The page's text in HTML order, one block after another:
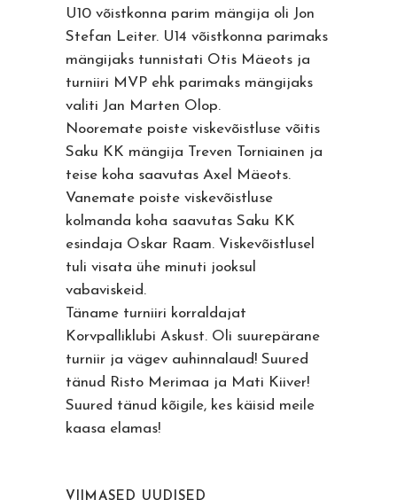
U10 võistkonna parim mängija oli Jon
Stefan Leiter. U14 võistkonna parimaks
mängijaks tunnistati Otis Mäeots ja
turniiri MVP ehk parimaks mängijaks
valiti Jan Marten Olop.
Nooremate poiste viskevõistluse võitis
Saku KK mängija Treven Torniainen ja
teise koha saavutas Axel Mäeots.
Vanemate poiste viskevõistluse
kolmanda koha saavutas Saku KK
esindaja Oskar Raam. Viskevõistlusel
tuli visata ühe minuti jooksul
vabaviskeid.
Täname turniiri korraldajat
Korvpalliklubi Askust. Oli suurepärane
turniir ja vägev auhinnalaud! Suured
tänud Risto Merimaa ja Mati Kiiver!
Suured tänud kõigile, kes käisid meile
kaasa elamas!
VIIMASED UUDISED